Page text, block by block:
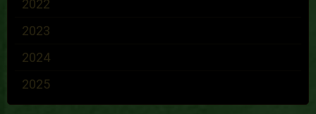
2022
2023
2024
2025